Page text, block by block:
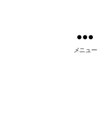
メニュー